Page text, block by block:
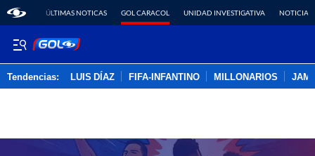
ÚLTIMAS NOTICAS GOL CARACOL UNIDAD INVESTIGATIVA NOTICIAS
Tendencias: LUIS DÍAZ FIFA-INFANTINO MILLONARIOS